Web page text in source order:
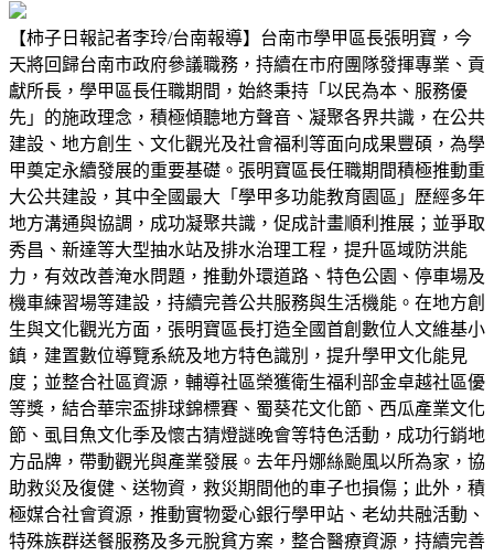
【柿子日報記者李玲/台南報導】台南市學甲區長張明寶，今
天將回歸台南市政府參議職務，持續在市府團隊發揮專業、貢
獻所長，學甲區長任職期間，始終秉持「以民為本、服務優
先」的施政理念，積極傾聽地方聲音、凝聚各界共識，在公共
建設、地方創生、文化觀光及社會福利等面向成果豐碩，為學
甲奠定永續發展的重要基礎。張明寶區長任職期間積極推動重
大公共建設，其中全國最大「學甲多功能教育園區」歷經多年
地方溝通與協調，成功凝聚共識，促成計畫順利推展；並爭取
秀昌、新達等大型抽水站及排水治理工程，提升區域防洪能
力，有效改善淹水問題，推動外環道路、特色公園、停車場及
機車練習場等建設，持續完善公共服務與生活機能。在地方創
生與文化觀光方面，張明寶區長打造全國首創數位人文維基小
鎮，建置數位導覽系統及地方特色識別，提升學甲文化能見
度；並整合社區資源，輔導社區榮獲衛生福利部金卓越社區優
等獎，結合華宗盃排球錦標賽、蜀葵花文化節、西瓜產業文化
節、虱目魚文化季及懷古猜燈謎晚會等特色活動，成功行銷地
方品牌，帶動觀光與產業發展。去年丹娜絲颱風以所為家，協
助救災及復健、送物資，救災期間他的車子也損傷；此外，積
極媒合社會資源，推動實物愛心銀行學甲站、老幼共融活動、
特殊族群送餐服務及多元脫貧方案，整合醫療資源，持續完善